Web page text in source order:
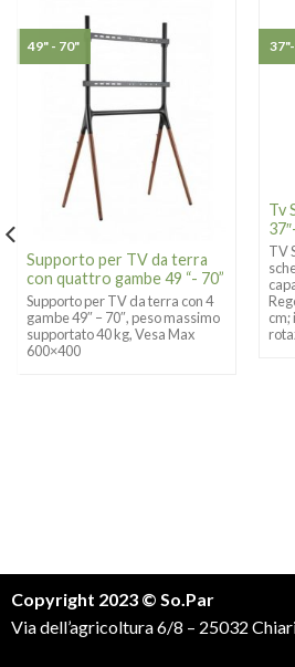
Supporto per TV da terra
con quattro gambe 49 “- 70”
Supporto per TV da terra con 4
gambe 49″ – 70″, peso massimo
supportato 40 kg, Vesa Max
600×400
49" - 70"
Tv
TV
R
cm;
Copyright 2023 © So.Par
Via dell’agricoltura 6/8 – 25032